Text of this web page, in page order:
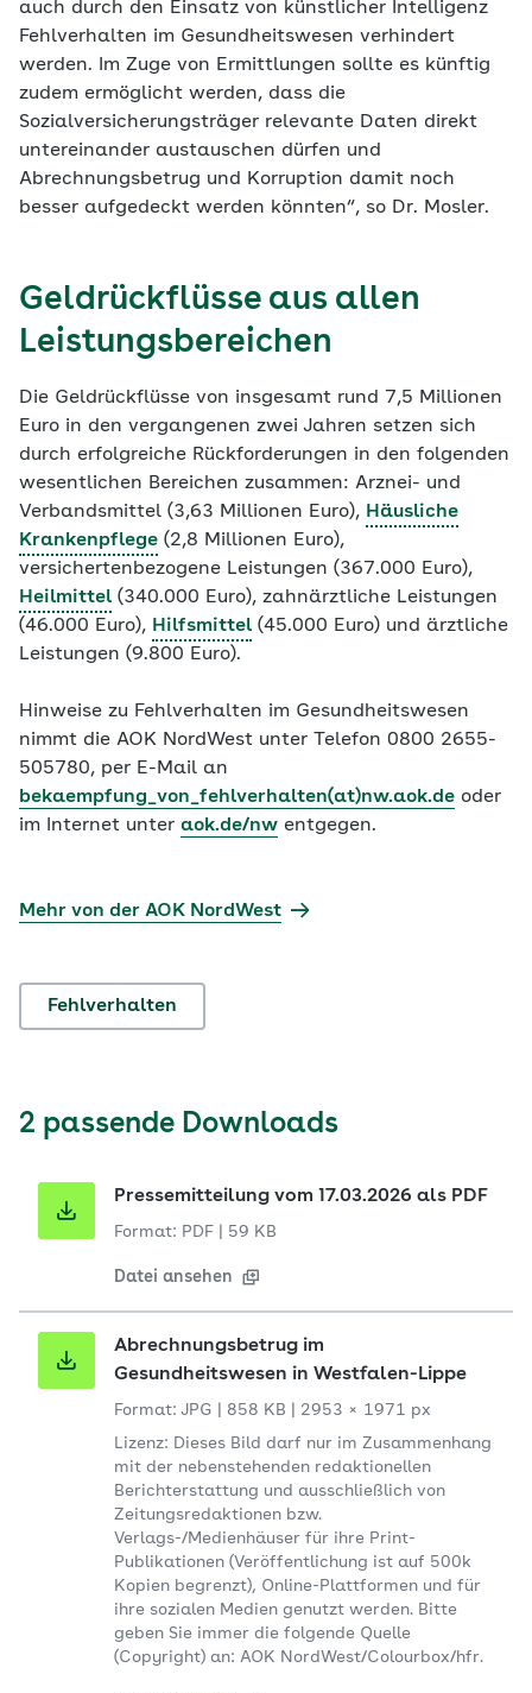
auch durch den Einsatz von künstlicher Intelligenz
Fehlverhalten im Gesundheitswesen verhindert
werden. Im Zuge von Ermittlungen sollte es künftig
zudem ermöglicht werden, dass die
Sozialversicherungsträger relevante Daten direkt
untereinander austauschen dürfen und
Abrechnungsbetrug und Korruption damit noch
besser aufgedeckt werden könnten“, so Dr. Mosler.
Geldrückflüsse aus allen
Leistungsbereichen
Die Geldrückflüsse von insgesamt rund 7,5 Millionen
Euro in den vergangenen zwei Jahren setzen sich
durch erfolgreiche Rückforderungen in den folgenden
wesentlichen Bereichen zusammen: Arznei- und
Verbandsmittel (3,63 Millionen Euro), Häusliche
Krankenpflege (2,8 Millionen Euro),
versichertenbezogene Leistungen (367.000 Euro),
Heilmittel (340.000 Euro), zahnärztliche Leistungen
(46.000 Euro), Hilfsmittel (45.000 Euro) und ärztliche
Leistungen (9.800 Euro).
Hinweise zu Fehlverhalten im Gesundheitswesen
nimmt die AOK NordWest unter Telefon 0800 2655-
505780, per E-Mail an
bekaempfung_von_fehlverhalten(at)nw.aok.de oder
im Internet unter aok.de/nw entgegen.
Mehr von der AOK NordWest
Fehlverhalten
2 passende Downloads
Pressemitteilung vom 17.03.2026 als PDF
Format: PDF 59 KB
Datei ansehen
Abrechnungsbetrug im
Gesundheitswesen in Westfalen-Lippe
Format: JPG 858 KB
2953 × 1971 px
Lizenz: Dieses Bild darf nur im Zusammenhang
mit der nebenstehenden redaktionellen
Berichterstattung und ausschließlich von
Zeitungsredaktionen bzw.
Verlags-/Medienhäuser für ihre Print-
Publikationen (Veröffentlichung ist auf 500k
Kopien begrenzt), Online-Plattformen und für
ihre sozialen Medien genutzt werden. Bitte
geben Sie immer die folgende Quelle
(Copyright) an: AOK NordWest/Colourbox/hfr.